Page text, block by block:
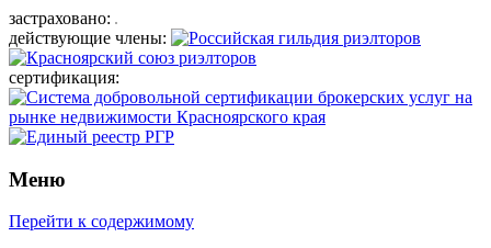
застраховано:
действующие члены:
сертификация:
Меню
Перейти к содержимому